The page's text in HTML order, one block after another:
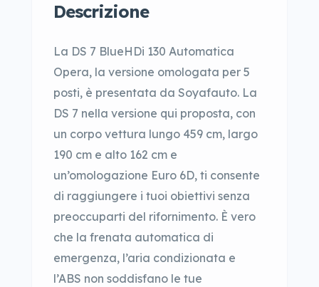
Descrizione
La DS 7 BlueHDi 130 Automatica
Opera, la versione omologata per 5
posti, è presentata da Soyafauto. La
DS 7 nella versione qui proposta, con
un corpo vettura lungo 459 cm, largo
190 cm e alto 162 cm e
un’omologazione Euro 6D, ti consente
di raggiungere i tuoi obiettivi senza
preoccuparti del rifornimento. È vero
che la frenata automatica di
emergenza, l’aria condizionata e
l’ABS non soddisfano le tue